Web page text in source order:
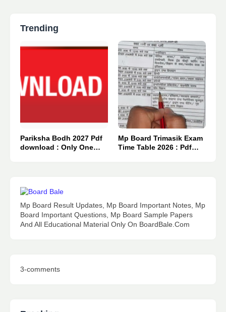
Trending
Pariksha Bodh 2027 Pdf
download : Only One
Mp Board Trimasik Exam
Time Table 2026 : Pdf
Mp Board Result Updates, Mp Board Important Notes, Mp
Board Important Questions, Mp Board Sample Papers
And All Educational Material Only On BoardBale.Com
3-comments